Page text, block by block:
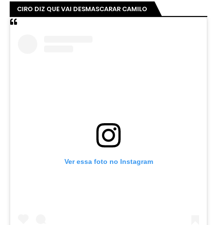
CIRO DIZ QUE VAI DESMASCARAR CAMILO
Ver essa foto no Instagram